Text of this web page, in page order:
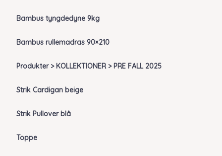
Bambus tyngdedyne 9kg
Bambus rullemadras 90×210
Produkter > KOLLEKTIONER > PRE FALL 2025
Strik Cardigan beige
Strik Pullover blå
Toppe